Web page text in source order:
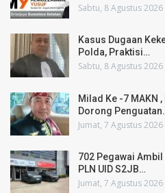
Sabtu, 8 Agustus 2026
Kasus Dugaan
Polda, Praktisi…
Sabtu, 8 Agustus 2026
Milad Ke -7 MAKN
Dorong
Jumat, 7 Agustus 2026
702 Pegawai
PLN UID S2JB…
Jumat, 7 Agustus 2026